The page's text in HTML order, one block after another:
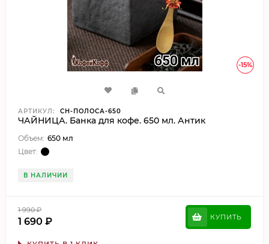
-15%
АРТИКУЛ: CH-ПОЛОСА-650
ЧАЙНИЦА. Банка для кофе. 650 мл. Антик
Объем: 650 мл
Цвет:
В НАЛИЧИИ
1 990₽
1 690 ₽ КУПИТЬ